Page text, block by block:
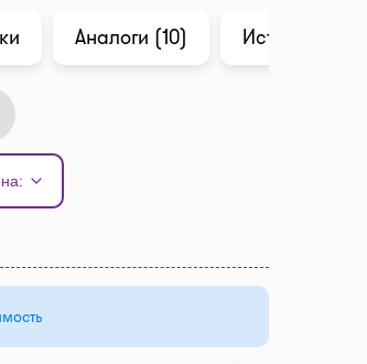
Аналоги (10) История цены